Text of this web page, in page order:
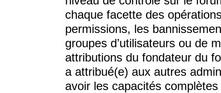
chaque facette des
permissions, les
groupes d’utilisateurs ou de
attributions du fondateur du
a attribué(e) aux autres
avoir les capacités